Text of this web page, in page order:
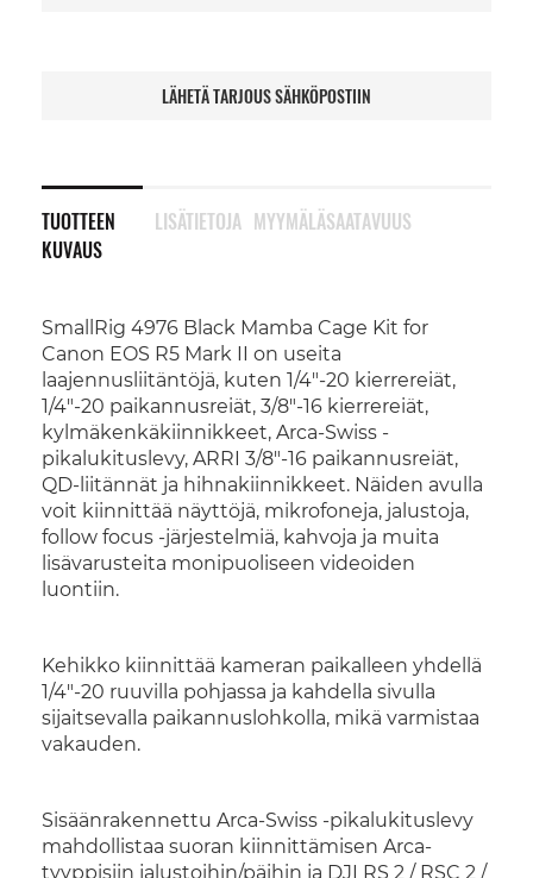
LÄHETÄ TARJOUS SÄHKÖPOSTIIN
TUOTTEEN
KUVAUS
SmallRig 4976 Black Mamba Cage Kit for
Canon EOS R5 Mark II on useita
laajennusliitäntöjä, kuten 1/4"-20 kierrereiät,
1/4"-20 paikannusreiät, 3/8"-16 kierrereiät,
kylmäkenkäkiinnikkeet, Arca-Swiss -
pikalukituslevy, ARRI 3/8"-16 paikannusreiät,
QD-liitännät ja hihnakiinnikkeet. Näiden avulla
voit kiinnittää näyttöjä, mikrofoneja, jalustoja,
follow focus -järjestelmiä, kahvoja ja muita
lisävarusteita monipuoliseen videoiden
luontiin.
Kehikko kiinnittää kameran paikalleen yhdellä
1/4"-20 ruuvilla pohjassa ja kahdella sivulla
sijaitsevalla paikannuslohkolla, mikä varmistaa
vakauden.
Sisäänrakennettu Arca-Swiss -pikalukituslevy
mahdollistaa suoran kiinnittämisen Arca-
tyyppisiin jalustoihin/päihin ja DJI RS 2 / RSC 2 /
LISÄTIETOJA MYYMÄLÄSAATAVUUS